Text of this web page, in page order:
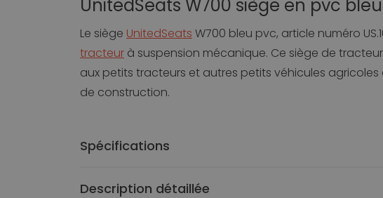
Chaises pour Soins de santé pratiques
Chaises pour Soins-esthetiques
Chaises pour Zones ESD
UnitedSeats W700 siège en pvc bleu
Le siège UnitedSeats W700 bleu pvc, article numéro
tracteur à suspension mécanique. Ce siège de
aux petits tracteurs et autres petits véhicules
de construction.
Spécifications
Description détaillée